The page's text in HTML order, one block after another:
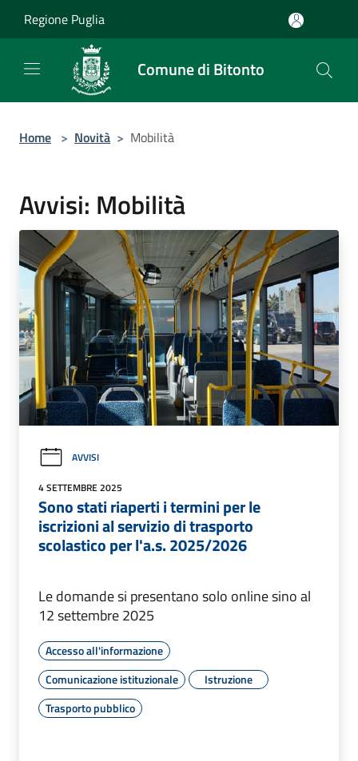
Regione Puglia
Comune di Bitonto
Home > Novità > Mobilità
Avvisi: Mobilità
AVVISI
4 SETTEMBRE 2025
Sono stati riaperti i termini per le
iscrizioni al servizio di trasporto
scolastico per l'a.s. 2025/2026
Le domande si presentano solo online sino al
12 settembre 2025
Accesso all'informazione
Comunicazione istituzionale
Istruzione
Trasporto pubblico